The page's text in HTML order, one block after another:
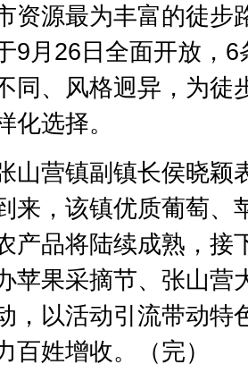
资源最为丰富的徒步
9月26日全面开放，6
同、风格迥异，为徒
化选择。
营镇副镇长侯晓颖
来，该镇优质葡萄、
产品将陆续成熟，接
苹果采摘节、张山营
，以活动引流带动特
百姓增收。（完）